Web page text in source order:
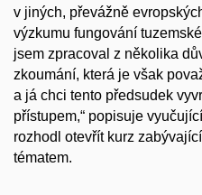
v jiných, převážně
výzkumu fungování
jsem zpracoval z několika
zkoumání, která je však
a já chci tento předsudek
přístupem,“ popisuje
rozhodl otevřít kurz
tématem.